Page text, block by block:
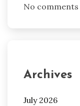
No comments
Archives
July 2026